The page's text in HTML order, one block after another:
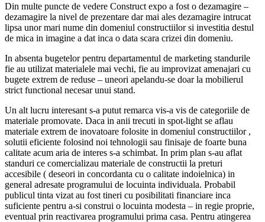
Din multe puncte de vedere Construct expo a fost o dezamagire –
dezamagire la nivel de prezentare dar mai ales dezamagire intrucat
lipsa unor mari nume din domeniul constructiilor si investitia destul
de mica in imagine a dat inca o data scara crizei din domeniu.
In absenta bugetelor pentru departamentul de marketing standurile
fie au utilizat materialele mai vechi, fie au improvizat amenajari cu
bugete extrem de reduse – uneori apelandu-se doar la mobilierul
strict functional necesar unui stand.
Un alt lucru interesant s-a putut remarca vis-a vis de categoriile de
materiale promovate. Daca in anii trecuti in spot-light se aflau
materiale extrem de inovatoare folosite in domeniul constructiilor ,
solutii eficiente folosind noi tehnologii sau finisaje de foarte buna
calitate acum aria de interes s-a schimbat. In prim plan s-au aflat
standuri ce comercializau materiale de constructii la preturi
accesibile ( deseori in concordanta cu o calitate indoielnica) in
general adresate programului de locuinta individuala. Probabil
publicul tinta vizat au fost tineri cu posibilitati financiare inca
suficiente pentru a-si construi o locuinta modesta – in regie proprie,
eventual prin reactivarea programului prima casa. Pentru atingerea